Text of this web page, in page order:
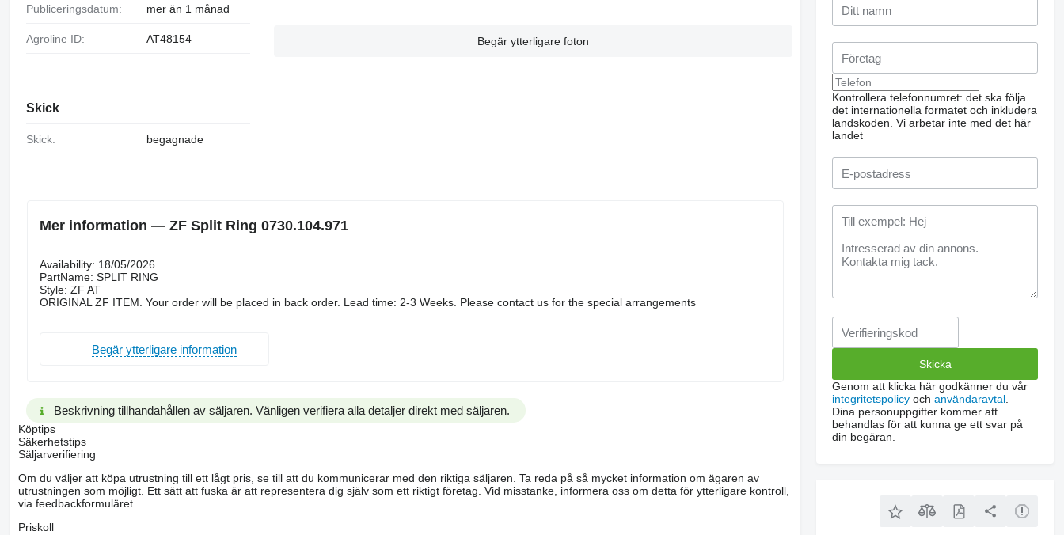
Begär ytterligare foton
Publiceringsdatum: mer än 1 månad
Agroline ID: AT48154
Skick
Skick: begagnade
Mer information — ZF Split Ring 0730.104.971
Availability: 18/05/2026
PartName: SPLIT RING
Style: ZF AT
ORIGINAL ZF ITEM. Your order will be placed in back order. Lead time: 2-3 Weeks. Please contact us for the special arrangements
Begär ytterligare information
Beskrivning tillhandahållen av säljaren. Vänligen verifiera alla detaljer direkt med säljaren.
Köptips
Säkerhetstips
Säljarverifiering
Om du väljer att köpa utrustning till ett lågt pris, se till att du kommunicerar med den riktiga säljaren. Ta reda på så mycket information om ägaren av
utrustningen som möjligt. Ett sätt att fuska är att representera dig själv som ett riktigt företag. Vid misstanke, informera oss om detta för ytterligare kontroll,
via feedbackformuläret.
Priskoll
Kontrollera telefonnumret: det ska följa
det internationella formatet och inkludera
landskoden. Vi arbetar inte med det här
landet
Genom att klicka här godkänner du vår
integritetspolicy ochanvändaravtal
Dina personuppgifter kommer att
behandlas för att kunna ge ett svar på
din begäran.